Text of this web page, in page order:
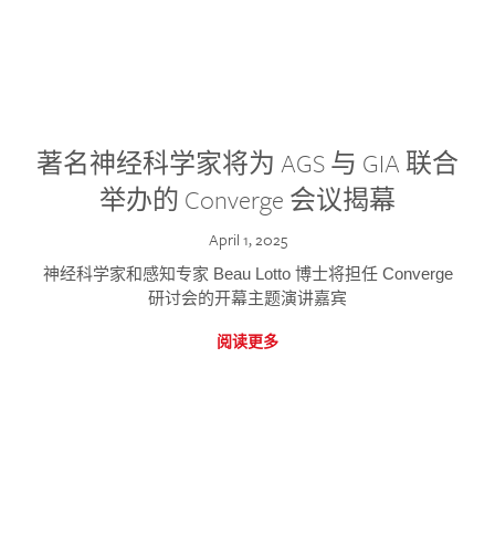
著名神经科学家将为 AGS 与 GIA 联合
举办的 Converge 会议揭幕
April 1, 2025
神经科学家和感知专家 Beau Lotto 博士将担任 Converge
研讨会的开幕主题演讲嘉宾
阅读更多